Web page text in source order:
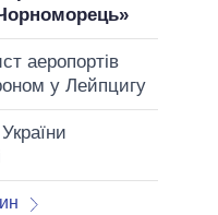
аеропортів
у Лейпцигу